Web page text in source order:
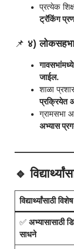
प्रत्येक
ट्रॅकिंग
📌 ४)
जाईल.
शाळा
प्रक्रियेत
ग्रामसभा
अभ्यास
🔹
विद्यार्थ्यांसाठी
✅ अभ्यासासाठी
साधने